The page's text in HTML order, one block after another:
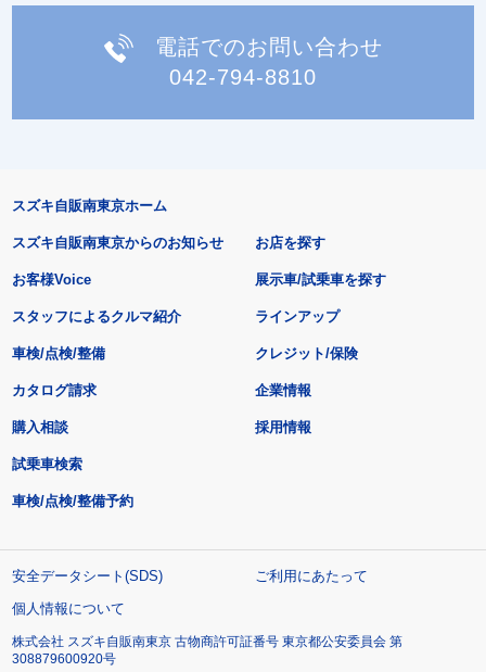
電話でのお問い合わせ
042-794-8810
スズキ自販南東京ホーム
スズキ自販南東京からのお知らせ
お客様Voice
スタッフによるクルマ紹介
お店を探す
展示車/試乗車を探す
ラインアップ
車検/点検/整備 クレジット/保険
カタログ請求
購入相談
試乗車検索
車検/点検/整備予約
企業情報
採用情報
安全データシート(SDS)
ご利用にあたって
個人情報について
株式会社 スズキ自販南東京 古物商許可証番号 東京都公安委員会 第
308879600920号